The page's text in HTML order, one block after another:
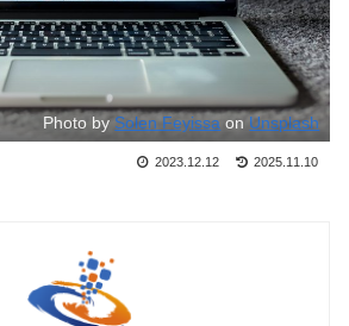
Photo by Solen Feyissa on Unsplash
2023.12.12 2025.11.10